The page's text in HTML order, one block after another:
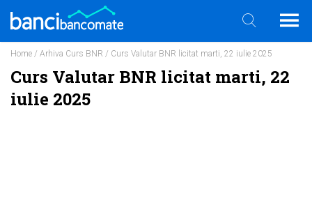
Home / Arhiva Curs BNR / Curs Valutar BNR licitat marti, 22 iulie 2025
Curs Valutar BNR licitat marti, 22
iulie 2025